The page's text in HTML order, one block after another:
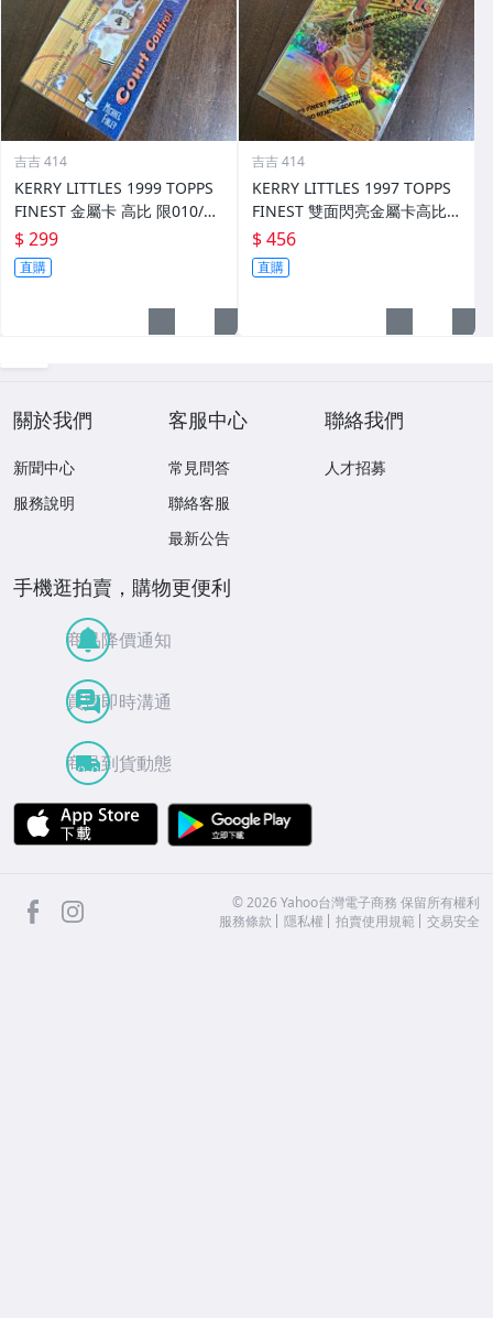
吉吉 414
KERRY LITTLES 1999 TOPPS
FINEST 金屬卡 高比 限010/75
0 前後如圖
$ 299
直購
吉吉 414
KERRY LITTLES 1997 TOPPS
FINEST 雙面閃亮金屬卡高比 R
EF 限135/289 前後如圖
$ 456
直購
關於我們
新聞中心
服務說明
客服中心
常見問答
聯絡客服
最新公告
聯絡我們
人才招募
手機逛拍賣，購物更便利
商品降價通知
買賣即時溝通
商品到貨動態
APP Store
facebook ©2026 Yahoo台灣電子商務 保留所有權利
服務條款
隱私權 拍賣使用規範 交易安全